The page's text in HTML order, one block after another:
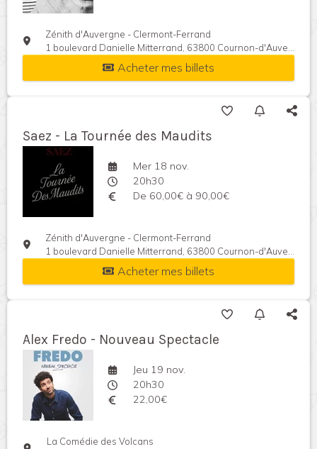
Zénith d'Auvergne - Clermont-Ferrand
1 boulevard Danielle Mitterrand, 63800 Cournon-d'Auvergne, France
Acheter mes billets
Saez - La Tournée des Maudits
Mer 18 nov.
20h30
De 60,00€ à 90,00€
Zénith d'Auvergne - Clermont-Ferrand
1 boulevard Danielle Mitterrand, 63800 Cournon-d'Auvergne, France
Acheter mes billets
Alex Fredo - Nouveau Spectacle
Jeu 19 nov.
20h30
22,00€
La Comédie des Volcans